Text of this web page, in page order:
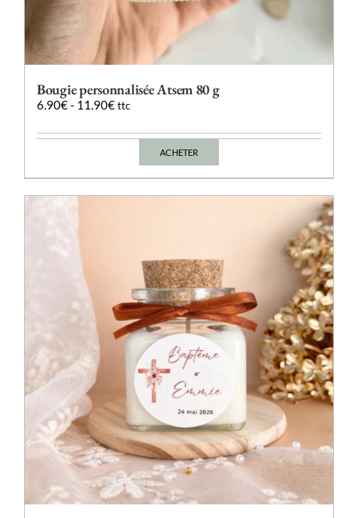
Bougie personnalisée Atsem 80 g
6.90€- 11.90€ ttc
ACHETER
Ce
peuvent
être
choisies
sur
la
page
du
produit